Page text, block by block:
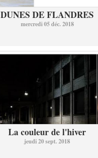
DUNES DE FLANDRES
mercredi 05 déc. 2018
La couleur de l'hiver
jeudi 20 sept. 2018